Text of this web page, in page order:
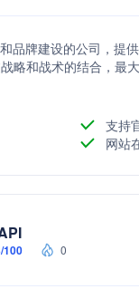
品牌建设的公司，提
略和战术的结合，最
支持
网站
100 0